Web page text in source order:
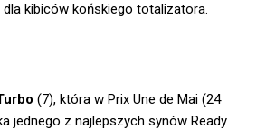
kibiców końskiego totalizatora.
(7), która w Prix Une de Mai (24
jednego z najlepszych synów Ready